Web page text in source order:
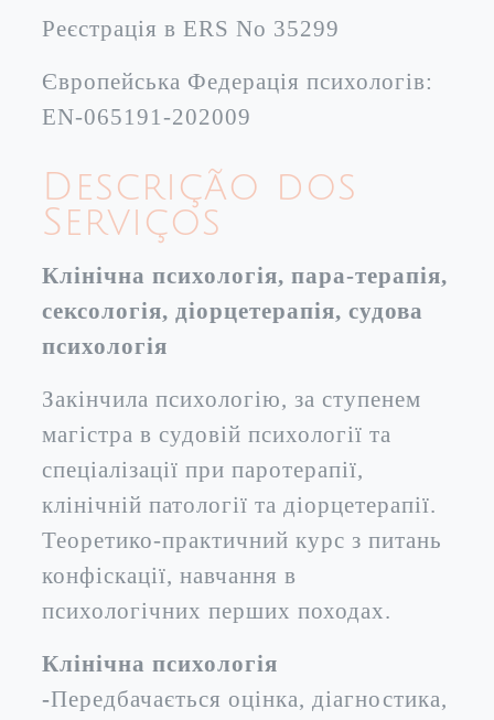
Реєстрація в ERS No 35299
Європейська Федерація психологів:
EN-065191-202009
Descrição dos
Serviços
Клінічна психологія, пара-терапія,
сексологія, діорцетерапія, судова
психологія
Закінчила психологію, за ступенем
магістра в судовій психології та
спеціалізації при паротерапії,
клінічній патології та діорцетерапії.
Теоретико-практичний курс з питань
конфіскації, навчання в
психологічних перших походах.
Клінічна психологія
-Передбачається оцінка, діагностика,